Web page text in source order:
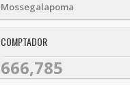
Mossegalapoma
COMPTADOR
666,785